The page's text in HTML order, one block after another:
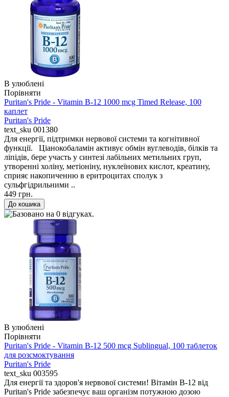
В улюблені
Порівняти
Puritan's Pride - Vitamin B-12 1000 mcg Timed Release, 100
каплет
Puritan's Pride
text_sku 001380
Для енергії, підтримки нервової системи та когнітивної
функції. Ціанокобаламін активує обмін вуглеводів, білків та
ліпідів, бере участь у синтезі лабільних метильних груп,
утворенні холіну, метіоніну, нуклеїнових кислот, креатину,
сприяє накопиченню в еритроцитах сполук з
сульфгідрильними ..
449 грн.
В улюблені
Порівняти
Puritan's Pride - Vitamin B-12 500 mcg Sublingual, 100 таблеток
для розсмоктування
Puritan's Pride
text_sku 003595
Для енергії та здоров'я нервової системи! Вітамін B-12 від
Puritan's Pride забезпечує ваш організм потужною дозою